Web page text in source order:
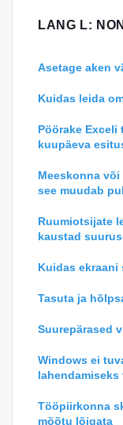
LANG L:
Asetage aken
Kuidas leida
Pöörake Exceli
kuupäeva
Meeskonna
see muudab
Ruumiotsijate
kaustad
Kuidas ekraani
Tasuta ja
Suurepärased
Windows ei
Tööpiirkonna
mõõtu lõigata